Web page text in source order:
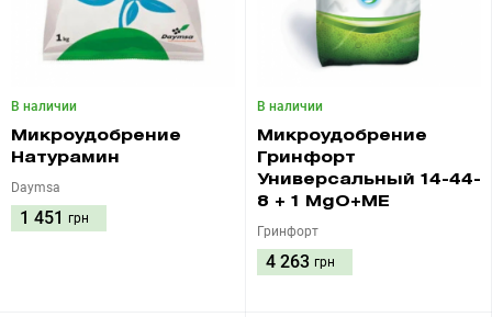
В наличии
Микроудобрение
Натурамин
Daymsa
1 451 грн
В наличии
Микроудобрение
Гринфорт
Универсальный 14-44-
8 + 1 MgO+ME
Гринфорт
4 263 грн